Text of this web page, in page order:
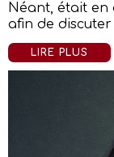
Néant, était en
afin de discuter
LIRE PLUS